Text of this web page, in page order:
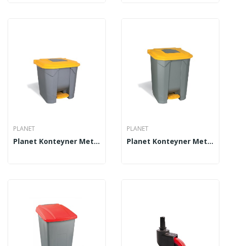
PLANET
Planet Konteyner Metalize Gri 30 Lt UP 206
PLANET
Planet Konteyner Metalize Gri 50 Lt UP 208